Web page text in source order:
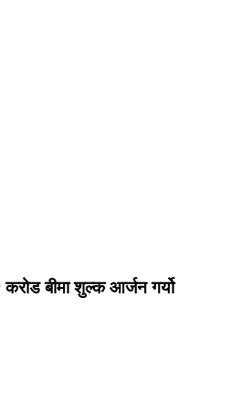
बीमा शुल्क आर्जन गर्यो